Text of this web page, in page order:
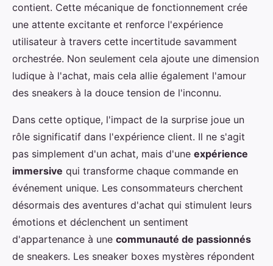
contient. Cette mécanique de fonctionnement crée
une attente excitante et renforce l'expérience
utilisateur à travers cette incertitude savamment
orchestrée. Non seulement cela ajoute une dimension
ludique à l'achat, mais cela allie également l'amour
des sneakers à la douce tension de l'inconnu.
Dans cette optique, l'impact de la surprise joue un
rôle significatif dans l'expérience client. Il ne s'agit
pas simplement d'un achat, mais d'une expérience
immersive qui transforme chaque commande en
événement unique. Les consommateurs cherchent
désormais des aventures d'achat qui stimulent leurs
émotions et déclenchent un sentiment
d'appartenance à une communauté de passionnés
de sneakers. Les sneaker boxes mystères répondent